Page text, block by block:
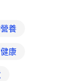
養
康